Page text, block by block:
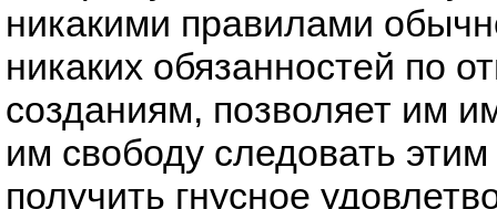
никакими правилами
никаких обязанностей по
созданиям, позволяет им
им свободу следовать
получить гнусное